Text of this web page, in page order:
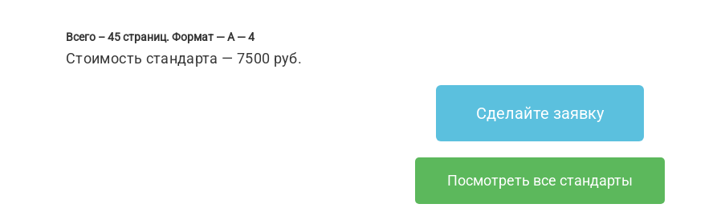
Всего – 45 страниц. Формат — А — 4
Стоимость стандарта — 7500 руб.
Сделайте заявку
Посмотреть все стандарты